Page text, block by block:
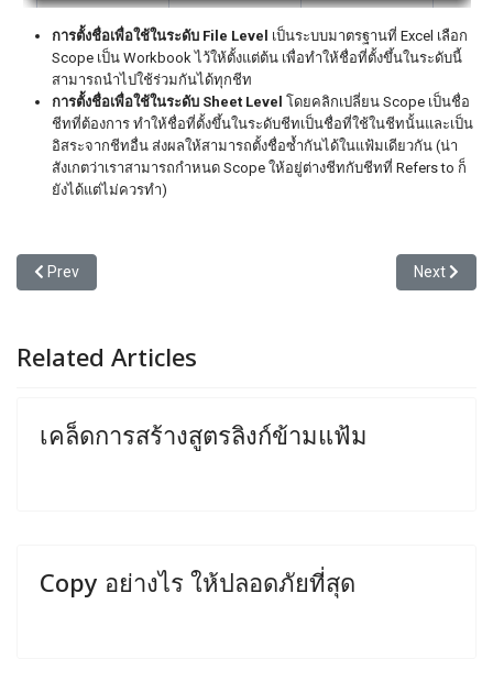
การตั้งชื่อเพื่อใช้ในระดับ File Level เป็นระบบมาตรฐานที่ Excel เลือก
Scope เป็น Workbook ไว้ให้ตั้งแต่ต้น เพื่อทำให้ชื่อที่ตั้งขึ้นในระดับนี้
สามารถนำไปใช้ร่วมกันได้ทุกชีท
การตั้งชื่อเพื่อใช้ในระดับ Sheet Level โดยคลิกเปลี่ยน Scope เป็นชื่อ
ชีทที่ต้องการ ทำให้ชื่อที่ตั้งขึ้นในระดับชีทเป็นชื่อที่ใช้ในชีทนั้นและเป็น
อิสระจากชีทอื่น ส่งผลให้สามารถตั้งชื่อซ้ำกันได้ในแฟ้มเดียวกัน (น่า
สังเกตว่าเราสามารถกำหนด Scope ให้อยู่ต่างชีทกับชีทที่ Refers to ก็
ยังได้แต่ไม่ควรทำ)
Previous article: การนำตำแหน่งอ้างอิงไปใช้ซ้ำ
Prev Next
Next
Related Articles
เคล็ดการสร้างสูตรลิงก์ข้ามแฟ้ม
Copy อย่างไร ให้ปลอดภัยที่สุด